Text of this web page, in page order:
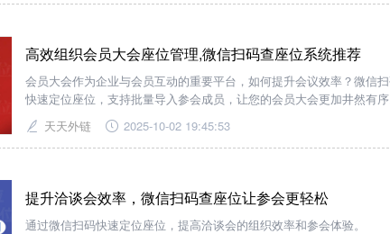
高效组织会员大会座位管理,微信扫码查座位系统推荐
会员大会作为企业与会员互动的重要平台，如何提升会议效率？微信
快速定位座位，支持批量导入参会成员，让您的会员大会更加井然有序
天天外链
2025-10-02 19:45:53
提升洽谈会效率，微信扫码查座位让参会更轻松
通过微信扫码快速定位座位，提高洽谈会的组织效率和参会体验。